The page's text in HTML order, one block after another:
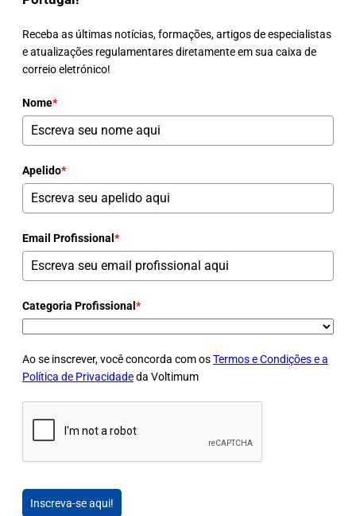
Receba as últimas notícias, formações, artigos de especialistas
e atualizações regulamentares diretamente em sua caixa de
correio eletrónico!
Nome*
Apelido*
Email Profissional *
Categoria Profissional *
Ao se inscrever, você concorda com osTermos e Condições e a
Política de Privacidadeda Voltimum
Inscreva-se aqui!